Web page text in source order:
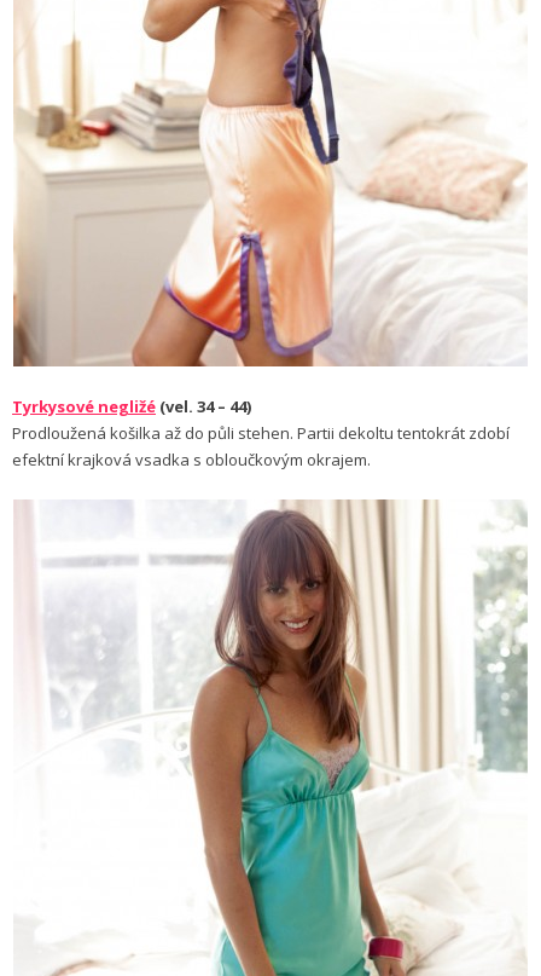
Tyrkysové negližé (vel. 34 – 44)
Prodloužená košilka až do půli stehen. Partii dekoltu tentokrát zdobí
efektní krajková vsadka s obloučkovým okrajem.